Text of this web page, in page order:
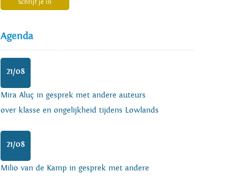
Schrijf je in
Agenda
21/08
Mira Aluç in gesprek met andere auteurs
over klasse en ongelijkheid tijdens Lowlands
21/08
Milio van de Kamp in gesprek met andere